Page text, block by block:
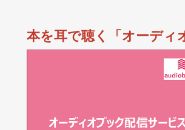
本を耳で聴く「オーディ